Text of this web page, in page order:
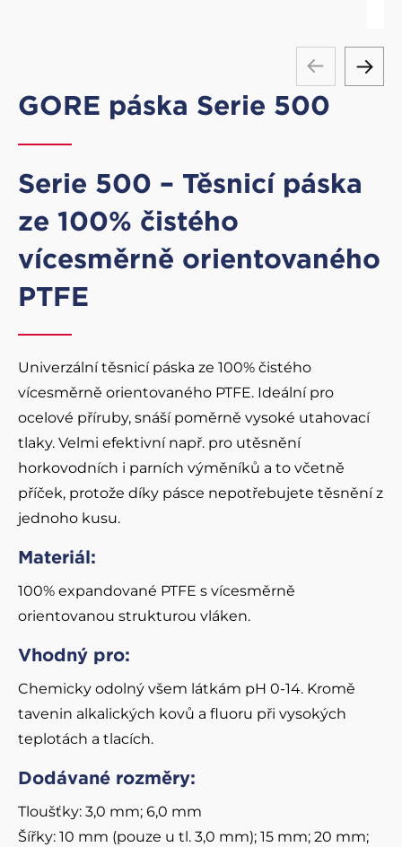
GORE páska Serie 500
Serie 500 – Těsnicí páska
ze 100% čistého
vícesměrně orientovaného
PTFE
Univerzální těsnicí páska ze 100% čistého
vícesměrně orientovaného PTFE. Ideální pro
ocelové příruby, snáší poměrně vysoké utahovací
tlaky. Velmi efektivní např. pro utěsnění
horkovodních i parních výměníků a to včetně
příček, protože díky pásce nepotřebujete těsnění z
jednoho kusu.
Materiál:
100% expandované PTFE s vícesměrně
orientovanou strukturou vláken.
Vhodný pro:
Chemicky odolný všem látkám pH 0-14. Kromě
tavenin alkalických kovů a fluoru při vysokých
teplotách a tlacích.
Dodávané rozměry:
Tloušťky: 3,0 mm; 6,0 mm
Šířky: 10 mm (pouze u tl. 3,0 mm); 15 mm; 20 mm;